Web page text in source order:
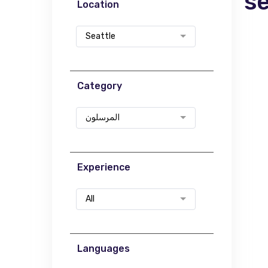
Location
Seattle
Category
المرسلون
Experience
All
Languages